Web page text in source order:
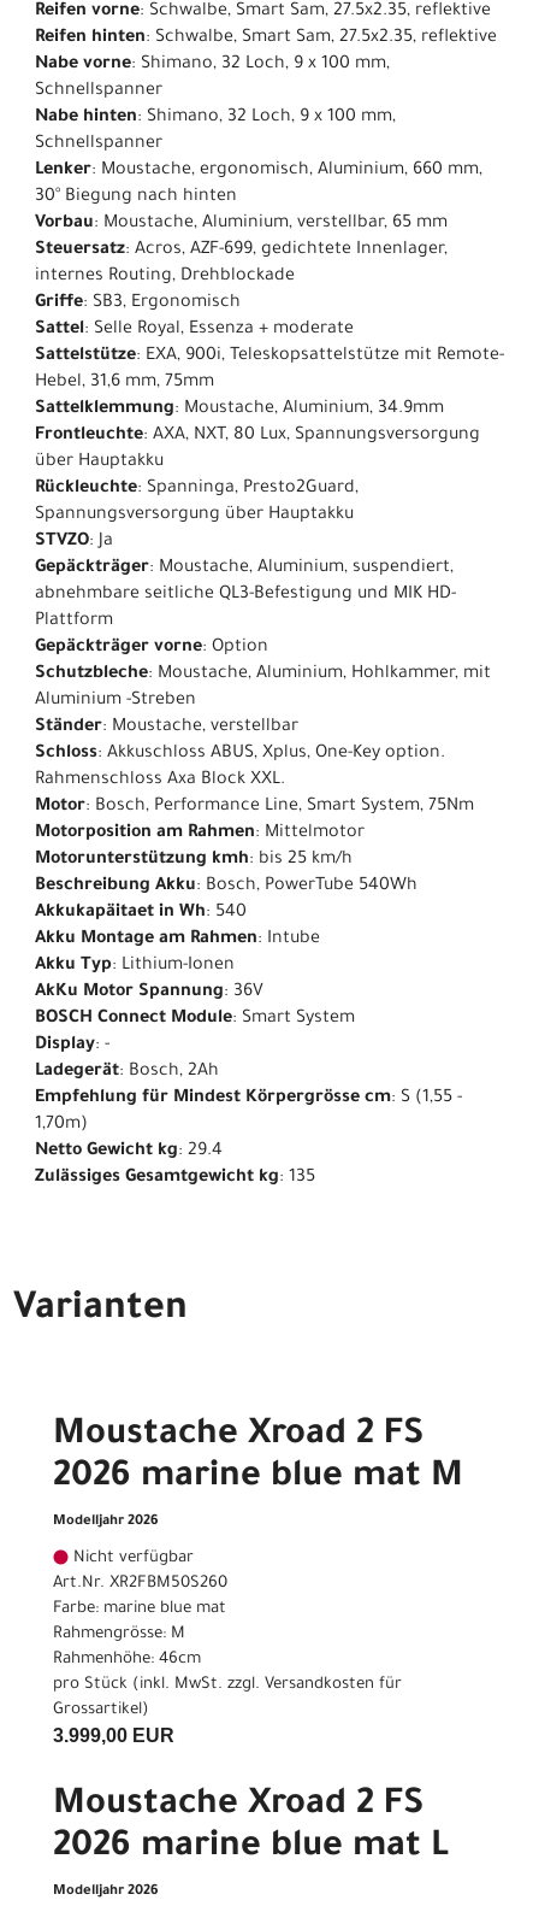
Reifen vorne: Schwalbe, Smart Sam, 27.5x2.35, reflektive
Reifen hinten: Schwalbe, Smart Sam, 27.5x2.35, reflektive
Nabe vorne: Shimano, 32 Loch, 9 x 100 mm,
Schnellspanner
Nabe hinten: Shimano, 32 Loch, 9 x 100 mm,
Schnellspanner
Lenker: Moustache, ergonomisch, Aluminium, 660 mm,
30° Biegung nach hinten
Vorbau: Moustache, Aluminium, verstellbar, 65 mm
Steuersatz: Acros, AZF-699, gedichtete Innenlager,
internes Routing, Drehblockade
Griffe: SB3, Ergonomisch
Sattel: Selle Royal, Essenza + moderate
Sattelstütze: EXA, 900i, Teleskopsattelstütze mit Remote-
Hebel, 31,6 mm, 75mm
Sattelklemmung: Moustache, Aluminium, 34.9mm
Frontleuchte: AXA, NXT, 80 Lux, Spannungsversorgung
über Hauptakku
Rückleuchte: Spanninga, Presto2Guard,
Spannungsversorgung über Hauptakku
STVZO: Ja
Gepäckträger: Moustache, Aluminium, suspendiert,
abnehmbare seitliche QL3-Befestigung und MIK HD-
Plattform
Gepäckträger vorne: Option
Schutzbleche: Moustache, Aluminium, Hohlkammer, mit
Aluminium -Streben
Ständer: Moustache, verstellbar
Schloss: Akkuschloss ABUS, Xplus, One-Key option.
Rahmenschloss Axa Block XXL.
Motor: Bosch, Performance Line, Smart System, 75Nm
Motorposition am Rahmen: Mittelmotor
Motorunterstützung kmh: bis 25 km/h
Beschreibung Akku: Bosch, PowerTube 540Wh
Akkukapäitaet in Wh: 540
Akku Montage am Rahmen: Intube
Akku Typ: Lithium-Ionen
AkKu Motor Spannung: 36V
BOSCH Connect Module: Smart System
Display: -
Ladegerät: Bosch, 2Ah
Empfehlung für Mindest Körpergrösse cm: S (1,55 -
1,70m)
Netto Gewicht kg: 29.4
Zulässiges Gesamtgewicht kg: 135
Varianten
Moustache Xroad 2 FS
2026 marine blue mat M
Modelljahr 2026
Nicht verfügbar
Art.Nr. XR2FBM50S260
Farbe: marine blue mat
Rahmengrösse: M
Rahmenhöhe: 46cm
pro Stück (inkl. MwSt. zzgl. Versandkosten für
Grossartikel)
3.999,00 EUR
Moustache Xroad 2 FS
2026 marine blue mat L
Modelljahr 2026